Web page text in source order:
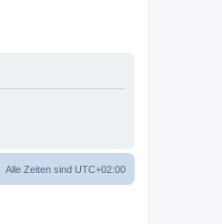
Alle Zeiten sind UTC+02:00